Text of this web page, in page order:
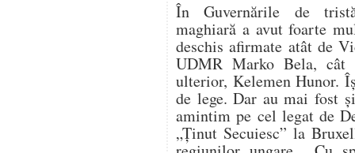
În Guvernările de
maghiară a avut foarte
deschis afirmate atât de
UDMR Marko Bela, cât
ulterior, Kelemen Hunor.
de lege. Dar au mai fost
amintim pe cel legat de
„Ţinut Secuiesc” la